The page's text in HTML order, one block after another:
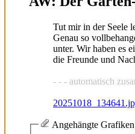
Tut mir in der Seele
Genau so
unter. Wir haben es
die Freunde und
- - - automatisch
Angehängte Grafiken